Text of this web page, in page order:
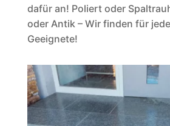
dafür an! Poliert oder
oder Antik – Wir finden für
Geeignete!